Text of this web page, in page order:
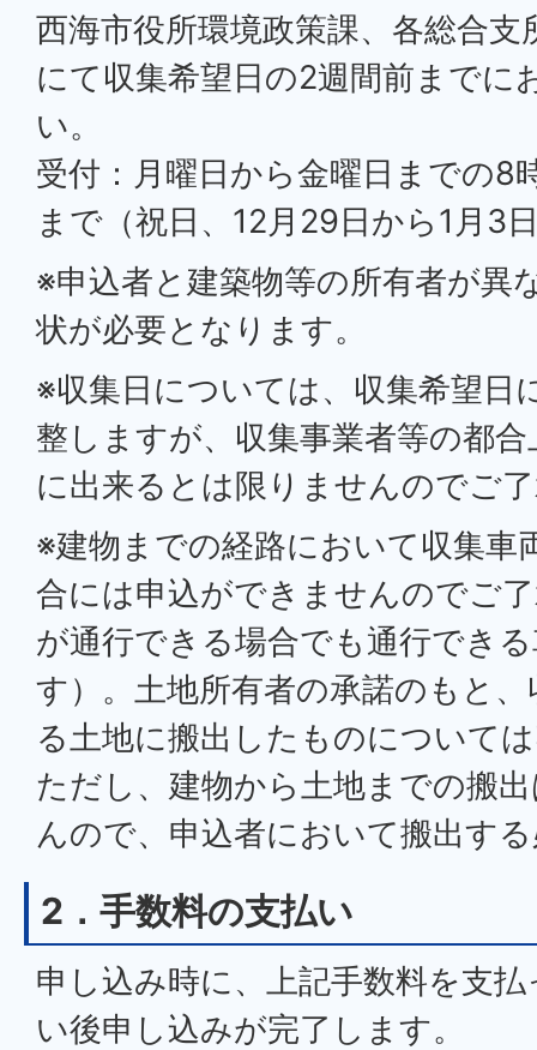
西海市役所環境政策課、各総合支
にて収集希望日の2週間前までに
い。
受付：月曜日から金曜日までの8
まで（祝日、12月29日から1月3
※申込者と建築物等の所有者が異
状が必要となります。
※収集日については、収集希望日
整しますが、収集事業者等の都
に出来るとは限りませんのでご
※建物までの経路において収集車
合には申込ができませんのでご
が通行できる場合でも通行でき
す）。土地所有者の承諾のもと
る土地に搬出したものについて
ただし、建物から土地までの搬
んので、申込者において搬出す
2．手数料の支払い
申し込み時に、上記手数料を支
い後申し込みが完了します。